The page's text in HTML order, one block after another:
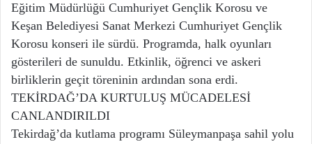
Eğitim Müdürlüğü Cumhuriyet Gençlik Korosu ve
Keşan Belediyesi Sanat Merkezi Cumhuriyet Gençlik
Korosu konseri ile sürdü. Programda, halk oyunları
gösterileri de sunuldu. Etkinlik, öğrenci ve askeri
birliklerin geçit töreninin ardından sona erdi.
TEKİRDAĞ’DA KURTULUŞ MÜCADELESİ
CANLANDIRILDI
Tekirdağ’da kutlama programı Süleymanpaşa sahil yolu